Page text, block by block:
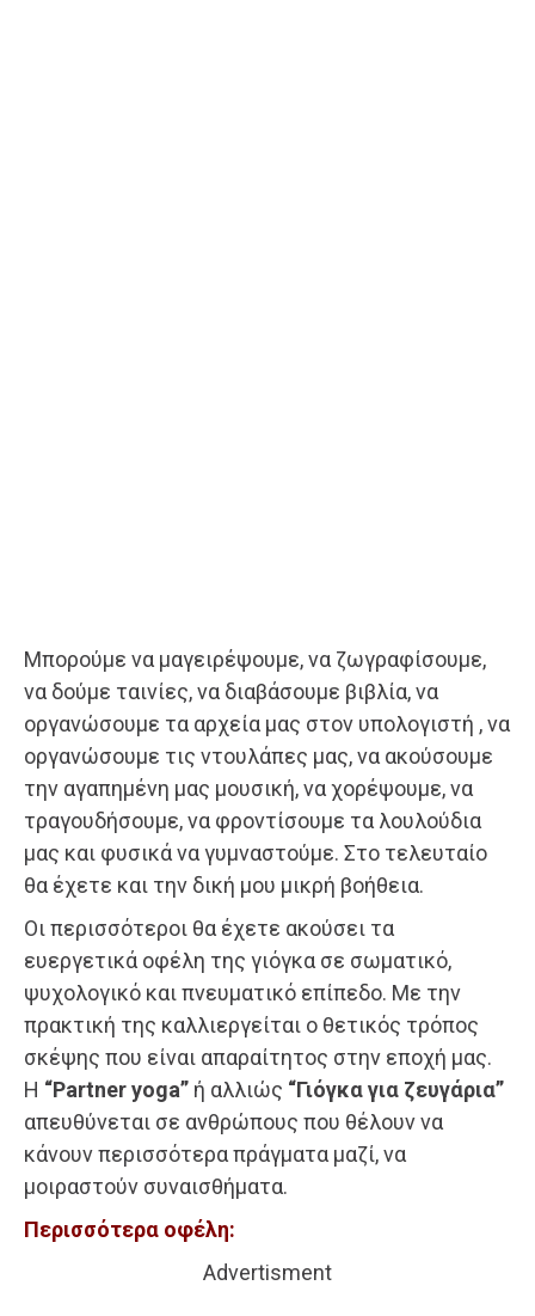
Μπορούμε να μαγειρέψουμε, να ζωγραφίσουμε,
να δούμε ταινίες, να διαβάσουμε βιβλία, να
οργανώσουμε τα αρχεία μας στον υπολογιστή , να
οργανώσουμε τις ντουλάπες μας, να ακούσουμε
την αγαπημένη μας μουσική, να χορέψουμε, να
τραγουδήσουμε, να φροντίσουμε τα λουλούδια
μας και φυσικά να γυμναστούμε. Στο τελευταίο
θα έχετε και την δική μου μικρή βοήθεια.
Οι περισσότεροι θα έχετε ακούσει τα
ευεργετικά οφέλη της γιόγκα σε σωματικό,
ψυχολογικό και πνευματικό επίπεδο. Με την
πρακτική της καλλιεργείται ο θετικός τρόπος
σκέψης που είναι απαραίτητος στην εποχή μας.
Η “Partner yoga” ή αλλιώς “Γιόγκα για ζευγάρια”
απευθύνεται σε ανθρώπους που θέλουν να
κάνουν περισσότερα πράγματα μαζί, να
μοιραστούν συναισθήματα.
Περισσότερα οφέλη:
Advertisment